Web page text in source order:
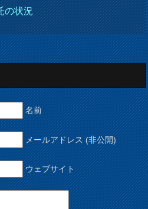
の状況
名前
メールアドレス (非公開)
ウェブサイト